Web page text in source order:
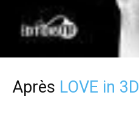
Après LOVE in 3D